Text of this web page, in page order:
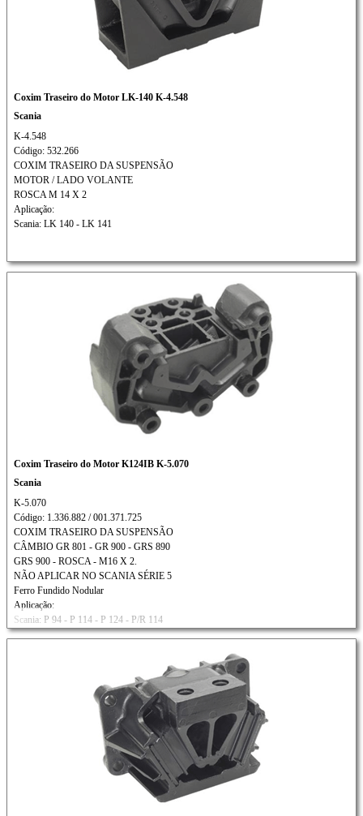
Coxim Traseiro do Motor LK-140 K-4.548
Scania
K-4.548
Código: 532.266
COXIM TRASEIRO DA SUSPENSÃO
MOTOR / LADO VOLANTE
ROSCA M 14 X 2
Aplicação:
Scania: LK 140 - LK 141
Coxim Traseiro do Motor K124IB K-5.070
Scania
K-5.070
Código: 1.336.882 / 001.371.725
COXIM TRASEIRO DA SUSPENSÃO
CÂMBIO GR 801 - GR 900 - GRS 890
GRS 900 - ROSCA - M16 X 2.
NÃO APLICAR NO SCANIA SÉRIE 5
Ferro Fundido Nodular
Aplicação:
Scania: P 94 - P 114 - P 124 - P/R 114
R 124 - T 114 - T 124 - T 164